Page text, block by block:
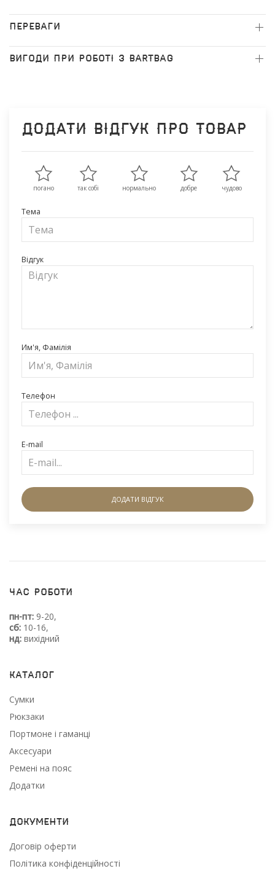
ПЕРЕВАГИ
ВИГОДИ ПРИ РОБОТІ З BARTBAG
Додати відгук про товар
погано так собі нормально добре чудово
Тема
Відгук
Им'я, Фамілія
Телефон
E-mail
ДОДАТИ ВІДГУК
Час роботи
пн-пт: 9-20,
сб: 10-16,
нд: вихідний
Каталог
Сумки
Рюкзаки
Портмоне і гаманці
Аксесуари
Ремені на пояс
Додатки
Документи
Договір оферти
Політика конфіденційності